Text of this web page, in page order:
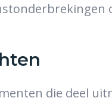
die deel